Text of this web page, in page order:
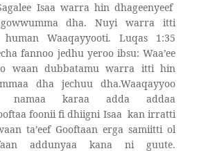
Isaa warra hin dhageenyeef
dha. Nuyi warra itti
Waaqayyooti. Luqas 1:35
fannoo jedhu yeroo ibsu: Waa’ee
waan dubbatamu warra itti hin
dha jechuu dha.Waaqayyoo
namaa karaa adda addaa
foonii fi dhiigni Isaa kan irratti
ta’eef Gooftaan erga samiitti ol
addunyaa kana ni guute.